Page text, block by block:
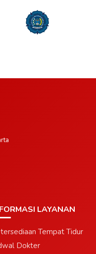
LAYANAN
Tempat Tidur
Dokter